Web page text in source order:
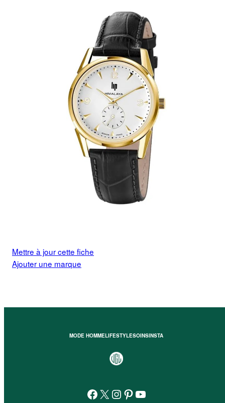
Mettre à jour cette fiche
Ajouter une marque
MODE HOMMELIFESTYLESOINSINSTA
Facebook
X Instagram
Pinterest
YouTube